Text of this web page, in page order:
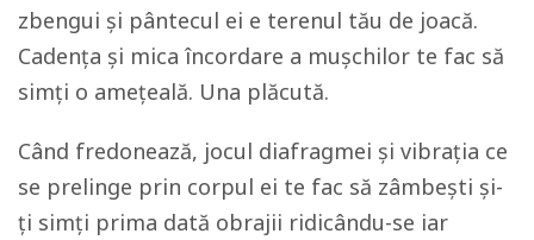
zbengui și pântecul ei e terenul tău de joacă.
Cadența și mica încordare a mușchilor te fac să
simți o amețeală. Una plăcută.
Când fredonează, jocul diafragmei și vibrația ce
se prelinge prin corpul ei te fac să zâmbești și-
ți simți prima dată obrajii ridicându-se iar